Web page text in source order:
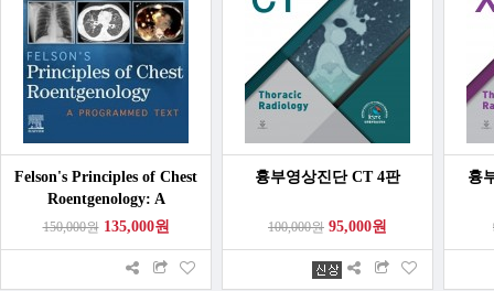
Felson's Principles of Chest
Roentgenology: A
Programmed Text 6th
150,000원135,000원
흉부영상진단 CT 4판
100,000원 95,000원
흉